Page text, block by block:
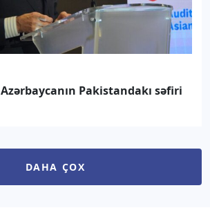
Pakistandakı səfiri
DAHA ÇOX